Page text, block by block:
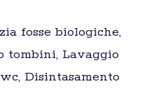
fosse biologiche,
tombini, Lavaggio
Disintasamento